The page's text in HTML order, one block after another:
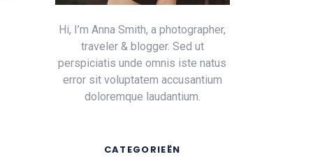
Hi, I’m Anna Smith, a photographer,
traveler & blogger. Sed ut
perspiciatis unde omnis iste natus
error sit voluptatem accusantium
doloremque laudantium.
CATEGORIEËN